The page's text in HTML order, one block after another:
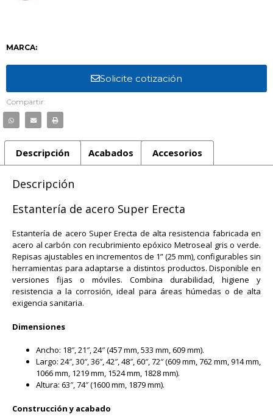
MARCA:
Solicite cotización
Compartir:
Descripción Acabados Accesorios
Descripción
Estantería de acero Super Erecta
Estantería de acero Super Erecta de alta resistencia fabricada en
acero al carbón con recubrimiento epóxico Metroseal gris o verde.
Repisas ajustables en incrementos de 1” (25 mm), configurables sin
herramientas para adaptarse a distintos productos. Disponible en
versiones fijas o móviles. Combina durabilidad, higiene y
resistencia a la corrosión, ideal para áreas húmedas o de alta
exigencia sanitaria.
Dimensiones
Ancho: 18″, 21″, 24″ (457 mm, 533 mm, 609 mm).
Largo: 24″, 30″, 36″, 42″, 48″, 60″, 72″ (609 mm, 762 mm, 914 mm,
1066 mm, 1219 mm, 1524 mm, 1828 mm).
Altura: 63″, 74″ (1600 mm, 1879 mm).
Construcción y acabado